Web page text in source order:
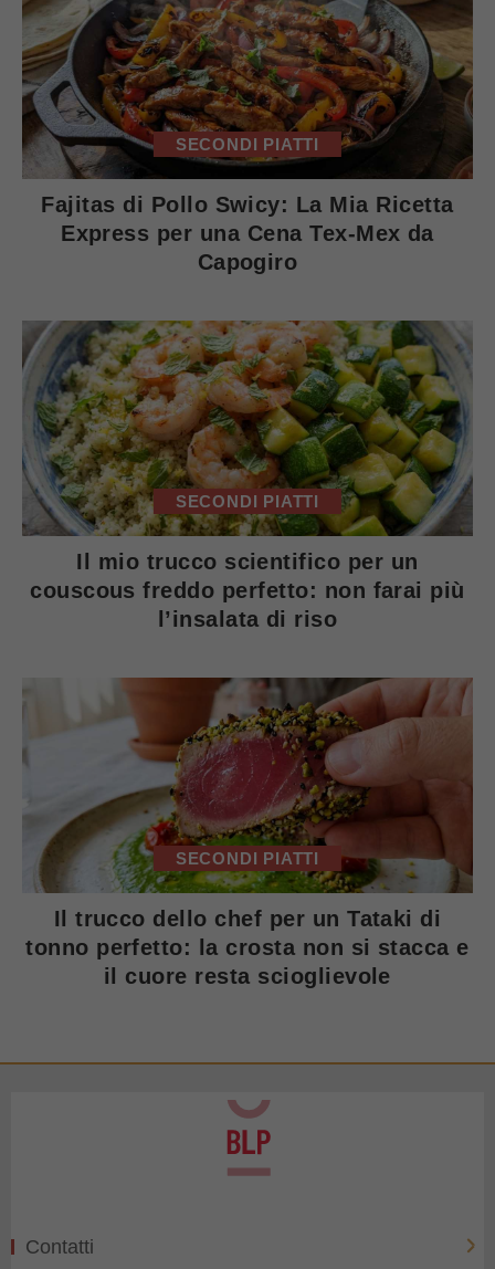
SECONDI PIATTI
Fajitas di Pollo Swicy: La Mia Ricetta
Express per una Cena Tex-Mex da
Capogiro
SECONDI PIATTI
Il mio trucco scientifico per un
couscous freddo perfetto: non farai più
l’insalata di riso
SECONDI PIATTI
Il trucco dello chef per un Tataki di
tonno perfetto: la crosta non si stacca e
il cuore resta scioglievole
Contatti